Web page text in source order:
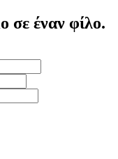
σε έναν φίλο.